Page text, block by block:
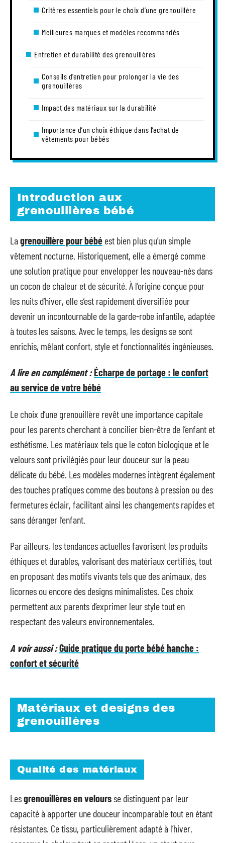
Critères essentiels pour le choix d’une grenouillère
Meilleures marques et modèles recommandés
Entretien et durabilité des grenouillères
Conseils d’entretien pour prolonger la vie des
grenouillères
Impact des matériaux sur la durabilité
Importance d’un choix éthique dans l’achat de
vêtements pour bébés
Introduction aux
grenouillères bébé
Lagrenouillère pour bébé est bien plus qu’un simple
vêtement nocturne. Historiquement, elle a émergé comme
une solution pratique pour envelopper les nouveau-nés dans
un cocon de chaleur et de sécurité. À l’origine conçue pour
les nuits d’hiver, elle s’est rapidement diversifiée pour
devenir un incontournable de la garde-robe infantile, adaptée
à toutes les saisons. Avec le temps, les designs se sont
enrichis, mêlant confort, style et fonctionnalités ingénieuses.
A lire en complément :Écharpe de portage : le confort
au service de votre bébé
Le choix d’une grenouillère revêt une importance capitale
pour les parents cherchant à concilier bien-être de l’enfant et
esthétisme. Les matériaux tels que le coton biologique et le
velours sont privilégiés pour leur douceur sur la peau
délicate du bébé. Les modèles modernes intègrent également
des touches pratiques comme des boutons à pression ou des
fermetures éclair, facilitant ainsi les changements rapides et
sans déranger l’enfant.
Par ailleurs, les tendances actuelles favorisent les produits
éthiques et durables, valorisant des matériaux certifiés, tout
en proposant des motifs vivants tels que des animaux, des
licornes ou encore des designs minimalistes. Ces choix
permettent aux parents d’exprimer leur style tout en
respectant des valeurs environnementales.
A voir aussi :Guide pratique du porte bébé hanche :
confort et sécurité
Matériaux et designs des
grenouillères
Qualité des matériaux
Lesgrenouillères en veloursse distinguent par leur
capacité à apporter une douceur incomparable tout en étant
résistantes. Ce tissu, particulièrement adapté à l’hiver,